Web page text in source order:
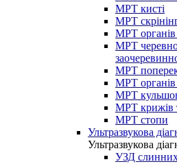
МРТ кисті
МРТ
МРТ органів
МРТ
МРТ
МРТ органів
МРТ
МРТ крижів
МРТ стопи
Ультразвукова
Ультразвукова
УЗД слинних